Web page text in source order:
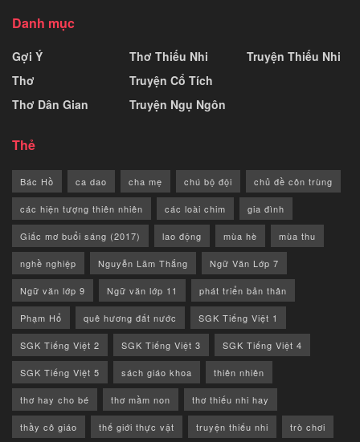
Danh mục
Gợi Ý
Thơ
Thơ Dân Gian
Thơ Thiếu Nhi
Truyện Cổ Tích
Truyện Ngụ Ngôn
Truyện Thiếu Nhi
Thẻ
Bác Hồ ca dao cha mẹ chú bộ đội chủ đề côn trùng
các hiện tượng thiên nhiên các loài chim gia đình
Giấc mơ buổi sáng (2017) lao động mùa hè mùa thu
nghề nghiệp Nguyễn Lãm Thắng Ngữ Văn Lớp 7
Ngữ văn lớp 9 Ngữ văn lớp 11 phát triển bản thân
Phạm Hổ quê hương đất nước SGK Tiếng Việt 1
SGK Tiếng Việt 2 SGK Tiếng Việt 3 SGK Tiếng Việt 4
SGK Tiếng Việt 5 sách giáo khoa thiên nhiên
thơ hay cho bé thơ mầm non thơ thiếu nhi hay
thầy cô giáo thế giới thực vật truyện thiếu nhi trò chơi